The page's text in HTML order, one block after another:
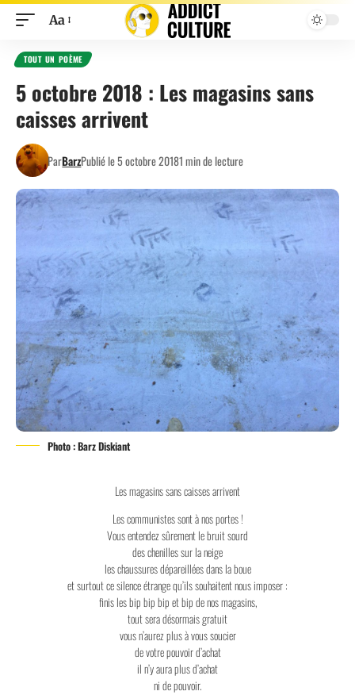
Aa
TOUT UN POÈME
5 octobre 2018 : Les magasins sans
caisses arrivent
ParBarzPublié le 5 octobre 20181 min de lecture
Photo : Barz Diskiant
Les magasins sans caisses arrivent
Les communistes sont à nos portes !
Vous entendez sûrement le bruit sourd
des chenilles sur la neige
les chaussures dépareillées dans la boue
et surtout ce silence étrange qu’ils souhaitent nous imposer :
finis les bip bip bip et bip de nos magasins,
tout sera désormais gratuit
vous n’aurez plus à vous soucier
de votre pouvoir d’achat
il n’y aura plus d’achat
ni de pouvoir.